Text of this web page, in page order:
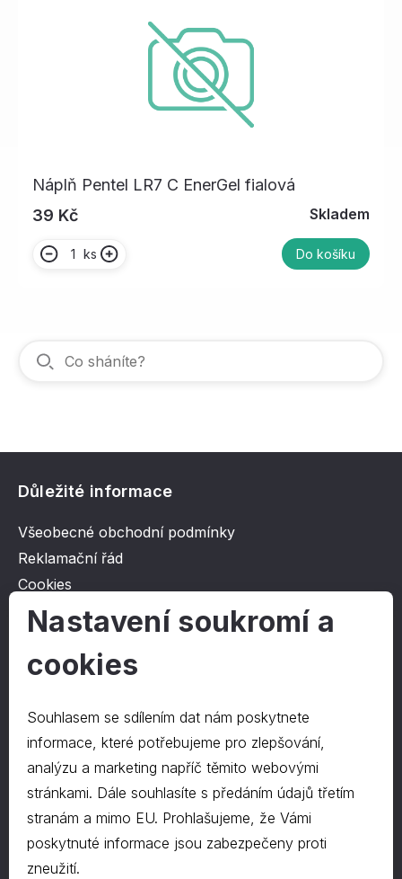
Náplň Pentel LR7 C EnerGel fialová
39 Kč
Skladem
ks Do košíku
Důležité informace
Všeobecné obchodní podmínky
Reklamační řád
Cookies
Ochrana osobních údajů
O společnosti
Kontakt
O nás
Kontakty
577 222 666
©2024 PD-HRAPA s.r.o.
Nastavení soukromí a
cookies
Souhlasem se sdílením dat nám poskytnete
informace, které potřebujeme pro zlepšování,
analýzu a marketing napříč těmito webovými
stránkami. Dále souhlasíte s předáním údajů třetím
stranám a mimo EU. Prohlašujeme, že Vámi
poskytnuté informace jsou zabezpečeny proti
zneužití.